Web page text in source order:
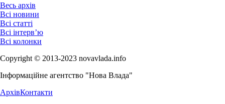
Весь архів
Всі новини
Всі статті
Всі інтерв’ю
Всі колонки
Copyright © 2013-2023 novavlada.info
Інформаційне агентство "Нова Влада"
АрхівКонтакти